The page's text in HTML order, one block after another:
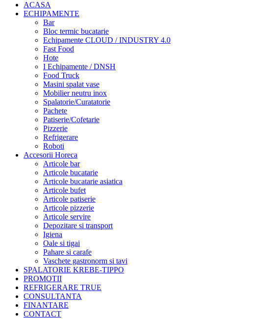
ACASA
ECHIPAMENTE
Bar
Bloc termic bucatarie
Echipamente CLOUD / INDUSTRY 4.0
Fast Food
Hote
I Echipamente / DNSH
Food Truck
Masini spalat vase
Mobilier neutru inox
Spalatorie/Curatatorie
Pachete
Patiserie/Cofetarie
Pizzerie
Refrigerare
Roboti
Accesorii Horeca
Articole bar
Articole bucatarie
Articole bucatarie asiatica
Articole bufet
Articole patiserie
Articole pizzerie
Articole servire
Depozitare si transport
Igiena
Oale si tigai
Pahare si carafe
Vaschete gastronorm si tavi
SPALATORIE KREBE-TIPPO
PROMOTII
REFRIGERARE TRUE
CONSULTANTA
FINANTARE
CONTACT